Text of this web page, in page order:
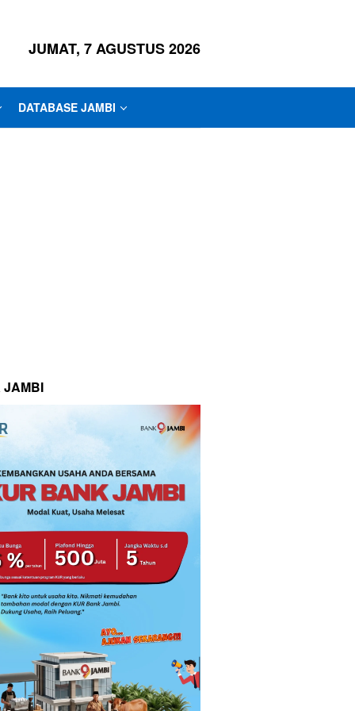
JUMAT, 7 AGUSTUS 2026
DATABASE JAMBI